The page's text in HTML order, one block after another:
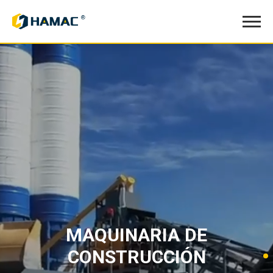
MAQUINARIA DE
CONSTRUCCIÓN
Planta de Chancado y Clasificación de Agregados